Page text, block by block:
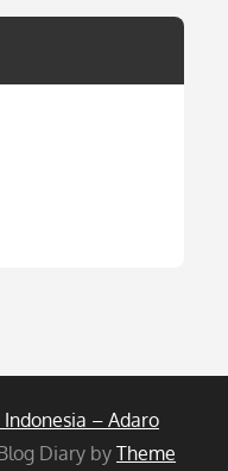
Indonesia – Adaro
Diary by Theme